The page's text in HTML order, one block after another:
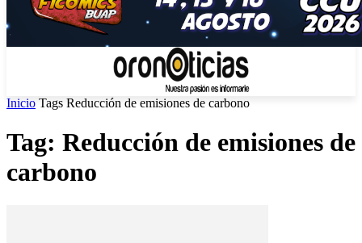
Inicio Tags Reducción de emisiones de carbono
Tag: Reducción de emisiones de
carbono